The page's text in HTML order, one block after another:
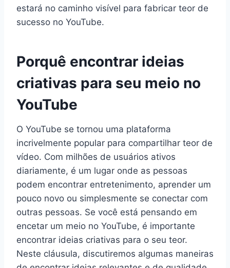
estará no caminho visível para fabricar teor de
sucesso no YouTube.
Porquê encontrar ideias
criativas para seu meio no
YouTube
O YouTube se tornou uma plataforma
incrivelmente popular para compartilhar teor de
vídeo. Com milhões de usuários ativos
diariamente, é um lugar onde as pessoas
podem encontrar entretenimento, aprender um
pouco novo ou simplesmente se conectar com
outras pessoas. Se você está pensando em
encetar um meio no YouTube, é importante
encontrar ideias criativas para o seu teor.
Neste cláusula, discutiremos algumas maneiras